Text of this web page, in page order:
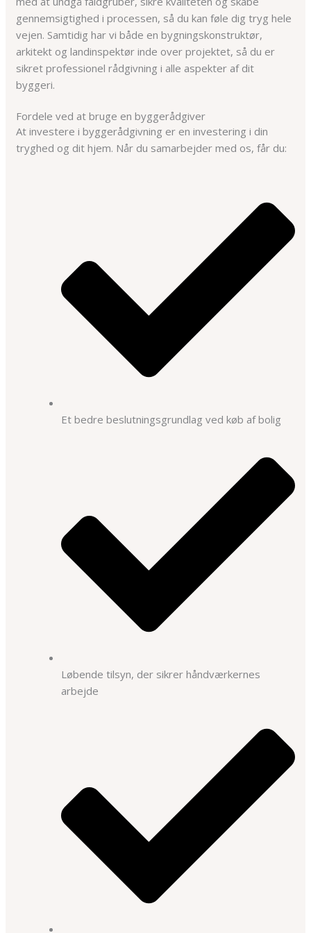
gennemsigtighed i processen, så du kan føle dig tryg hele
vejen. Samtidig har vi både en bygningskonstruktør,
arkitekt og landinspektør inde over projektet, så du er
sikret professionel rådgivning i alle aspekter af dit
byggeri.
Fordele ved at bruge en byggerådgiver
At investere i byggerådgivning er en investering i din
tryghed og dit hjem. Når du samarbejder med os, får du:
Et bedre beslutningsgrundlag ved køb af bolig
Løbende tilsyn, der sikrer håndværkernes
arbejde